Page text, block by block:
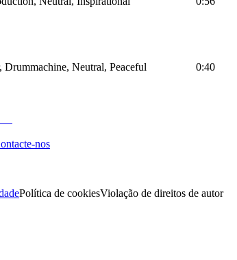
Drummachine, Neutral, Peaceful 0:40
nos
Política de cookiesViolação de direitos de autor